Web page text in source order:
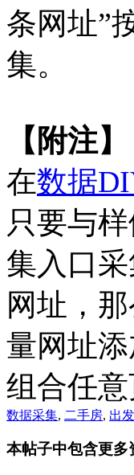
条网址”
集。
【附注】
在数据
只要与
集入口
网址，
量网址
组合任
数据采集, 二手房, 出
本帖子中包含更多